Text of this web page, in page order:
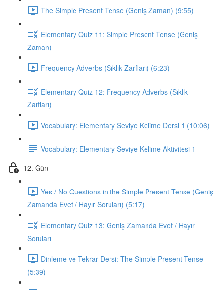
The Simple Present Tense (Geniş Zaman) (9:55)
Elementary Quiz 11: Simple Present Tense (Geniş
Zaman)
Frequency Adverbs (Sıklık Zarfları) (6:23)
Elementary Quiz 12: Frequency Adverbs (Sıklık
Zarfları)
Vocabulary: Elementary Seviye Kelime Dersi 1 (10:06)
Vocabulary: Elementary Seviye Kelime Aktivitesi 1
12. Gün
Yes / No Questions in the Simple Present Tense (Geniş
Zamanda Evet / Hayır Soruları) (5:17)
Elementary Quiz 13: Geniş Zamanda Evet / Hayır
Soruları
Dinleme ve Tekrar Dersi: The Simple Present Tense
(5:39)